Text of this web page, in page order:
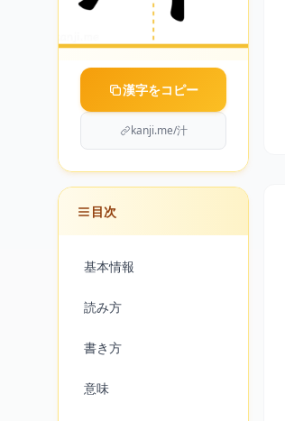
漢字をコピー
kanji.me/汁
目次
基本情報
読み方
書き方
意味